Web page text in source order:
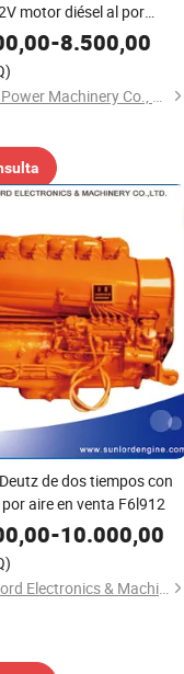
motor diésel al por
-8.500,00
Dalian Deutz Power Machinery Co., Ltd.
de dos tiempos con
aire en venta F6l912
-10.000,00
Jiangsu Sunlord Electronics & Machinery Co., Ltd.